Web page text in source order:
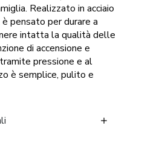
Realizzato in acciaio
pensato per durare a
intatta la qualità delle
di accensione e
pressione e al
è semplice, pulito e